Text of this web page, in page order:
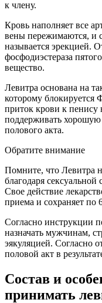
к члену.
Кровь наполняет все
вены пережимаются, и
называется эрекцией.
фосфодиэстераза
вещество.
Левитра основана на
которому блокируется
приток крови к
поддерживать
полового акта.
Обратите внимание
Помните, что Левитра
благодаря
Свое действие
приема и сохраняет по
Согласно инструкции
назначать мужчинам,
эякуляцией. Согласно
половой акт в
Состав и
принимать